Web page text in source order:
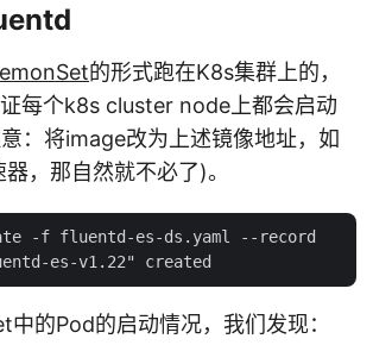
的形式跑在K8s集群上的，
每个k8s cluster node上都会启动
：将image改为上述镜像地址，如
，那自然就不必了)。
-f fluentd-es-ds.yaml --record
的Pod的启动情况，我们发现：